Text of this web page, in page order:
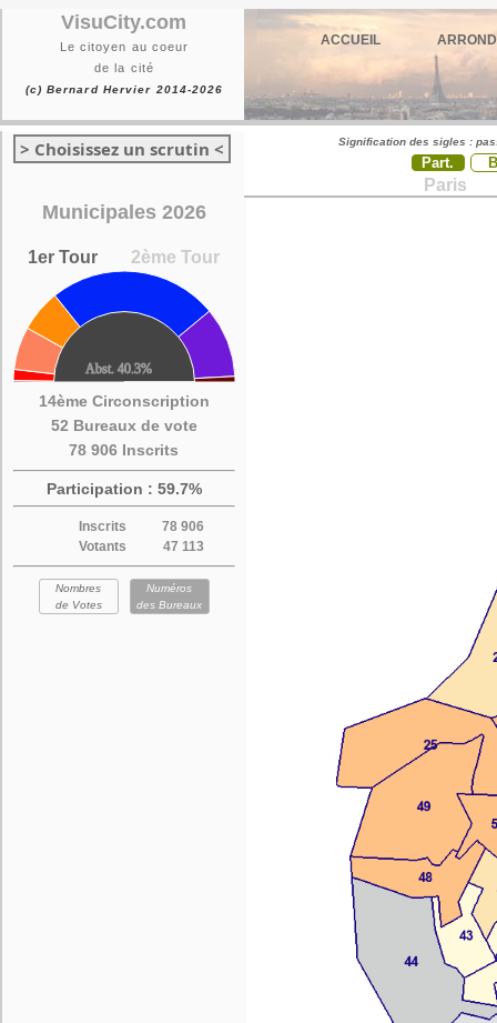
VisuCity.com
Le citoyen au coeur
de la cité
(c) Bernard Hervier 2014-2026
ACCUEIL
> Choisissez un scrutin <
Municipales 2026
1er Tour 2ème Tour
14ème Circonscription
52 Bureaux de vote
78 906 Inscrits
Participation : 59.7%
Inscrits
78 906
Votants
47 113
Nombres
de Votes
Numéros
des Bureaux
Signification des sigles :
Part.
Paris